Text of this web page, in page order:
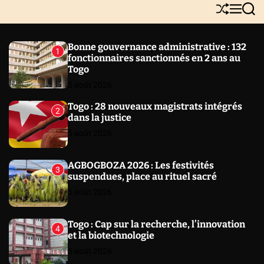
W
S
S
h
l
e
M
e
u
S
e
r
c
1
Bonne gouvernance administrative : 132
fonctionnaires sanctionnés en 2 ans au
Togo
2
Togo : 28 nouveaux magistrats intégrés
dans la justice
3
AGBOGBOZA 2026 : Les festivités
suspendues, place au rituel sacré
4
Togo : Cap sur la recherche, l’innovation
et la biotechnologie